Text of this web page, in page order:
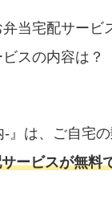
当宅配サービ
スの内容は？
』は、ご自宅
ービスが無料